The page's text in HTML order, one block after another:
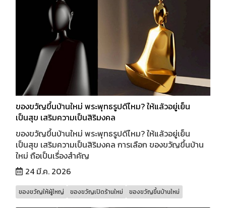
ของขวัญขึ้นบ้านใหม่ พระพุทธรูปดีไหม? ให้แล้วอยู่เย็น
เป็นสุข เสริมความเป็นสิริมงคล
ของขวัญขึ้นบ้านใหม่ พระพุทธรูปดีไหม? ให้แล้วอยู่เย็น
เป็นสุข เสริมความเป็นสิริมงคล การเลือก ของขวัญขึ้นบ้าน
ใหม่ ถือเป็นเรื่องสำคัญ
24 มี.ค. 2026
ของขวัญให้ผู้ใหญ่ ของขวัญเปิดร้านใหม่ ของขวัญขึ้นบ้านใหม่